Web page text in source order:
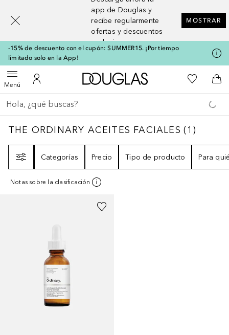
app de Douglas y
recibe regularmente
ofertas y descuentos
exclusivos
MOSTRAR
-15% de descuento con el cupón: SUMMER15. ¡Por tiempo
limitado solo en la App!
MenúAbrir menúMi cuenta
A Douglas HomeMi lista de
A
Regresar
Ejecutar búsqueda
THE ORDINARY ACEITES FACIALES 1
THE ORDINARY ACEITES FACIALES (1 )
Categorías
Precio Tipo de producto Para
Notas sobre la clasificación
[navigation.slideout.screenreader]